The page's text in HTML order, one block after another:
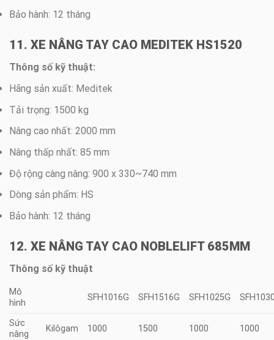
Bảo hành: 12 tháng
11. XE NÂNG TAY CAO MEDITEK HS1520
Thông số kỹ thuật:
Hãng sản xuất: Meditek
Tải trọng: 1500 kg
Nâng cao nhất: 2000 mm
Nâng thấp nhất: 85 mm
Độ rộng càng nâng: 900 x 330~740 mm
Dòng sản phẩm: HS
Bảo hành: 12 tháng
12. XE NÂNG TAY CAO NOBLELIFT 685MM
Thông số kỹ thuật
Mô
hình
SFH1016G SFH1516G SFH1025G
Sức
nâng
Kilôgam 1000 1500 1000 1000